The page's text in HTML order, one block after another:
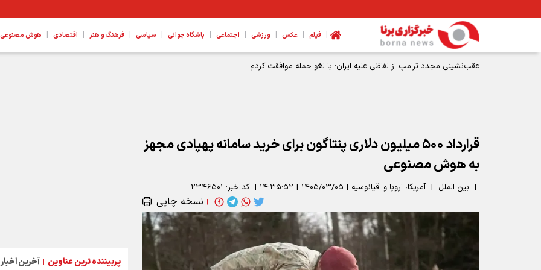
| فیلم | عکس | ورزشی | اجتماعی | باشگاه جوانی | سیاسی | فرهنگ و هنر | اقتصادی | هوش مصنوعی،
عقب‌نشینی مجدد ترامپ از لفاظی علیه ایران: با لغو حمله موافقت کردم
قرارداد ۵۰۰ میلیون دلاری پنتاگون برای خرید سامانه‌ پهپادی مجهز
به هوش مصنوعی
| بین الملل | آمریکا، اروپا و اقیانوسیه | ۱۴۰۵/۰۳/۰۵ | ۱۴:۳۵:۵۲ | کد خبر: ۲۳۴۶۵۰۱
| نسخه چاپی
پربیننده ترین عناوین | آخرین اخبار